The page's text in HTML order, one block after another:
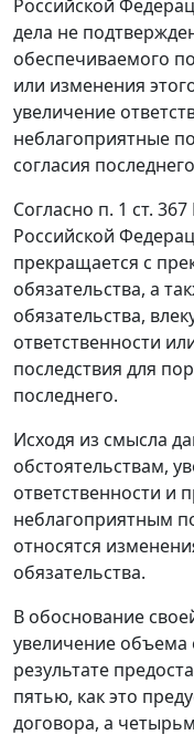
Российской
дела не
обеспечиваемого
или изменения
увеличение
неблагоприятные
согласия
Согласно п. 1 ст. 367
Российской
прекращается с
обязательства, а
обязательства,
ответственности
последствия для
последнего.
Исходя из смысла
обстоятельствам,
ответственности
неблагоприятным
относятся
обязательства.
В обоснование
увеличение объема
результате
пятью, как это
договора, а